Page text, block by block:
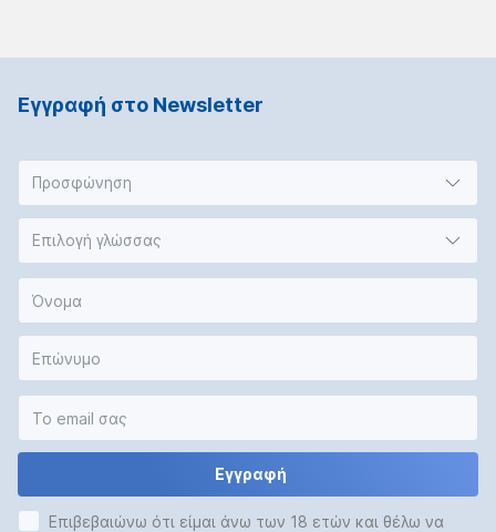
Εγγραφή στο Νewsletter
Προσφώνηση
Επιλογή γλώσσας
Εγγραφή
Επιβεβαιώνω ότι είμαι άνω των 18 ετών και θέλω να